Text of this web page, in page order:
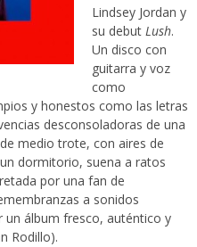
Lindsey Jordan y
su debut Lush.
Un disco con
guitarra y voz
como
y honestos como las letras
desconsoladoras de una
medio trote, con aires de
dormitorio, suena a ratos
por una fan de
a sonidos
un álbum fresco, auténtico y
Rodillo).